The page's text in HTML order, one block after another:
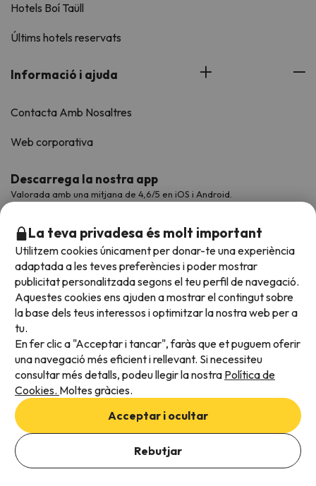
Afegeix les dates per comprovar la disponibilitat
Afegir dates
Hotels Boí Taüll
Últims hotels reservats
Informació i ajuda
Contacta Amb Nosaltres
Web corporativa
Descarrega la nostra app
Valorada amb una mitjana de 4,6/5 en iOS i Android.
Acceptem
Condicions generals
Privadesa de dades
Política de cookies
La teva privadesa és molt important
Utilitzem cookies únicament per donar-te una experiència
adaptada a les teves preferències i poder mostrar
publicitat personalitzada segons el teu perfil de navegació.
Aquestes cookies ens ajuden a mostrar el contingut sobre
la base dels teus interessos i optimitzar la nostra web per a
tu.
En fer clic a "Acceptar i tancar", faràs que et puguem oferir
una navegació més eficient i rellevant. Si necessiteu
consultar més detalls, podeu llegir la nostra Política de
Cookies. Moltes gràcies.
Acceptar i ocultar
Rebutjar